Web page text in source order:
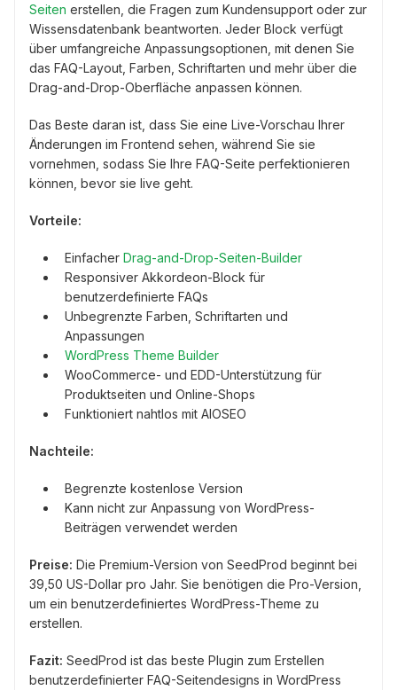
Seiten erstellen, die Fragen zum Kundensupport oder zur
Wissensdatenbank beantworten. Jeder Block verfügt
über umfangreiche Anpassungsoptionen, mit denen Sie
das FAQ-Layout, Farben, Schriftarten und mehr über die
Drag-and-Drop-Oberfläche anpassen können.
Das Beste daran ist, dass Sie eine Live-Vorschau Ihrer
Änderungen im Frontend sehen, während Sie sie
vornehmen, sodass Sie Ihre FAQ-Seite perfektionieren
können, bevor sie live geht.
Vorteile:
Einfacher Drag-and-Drop-Seiten-Builder
Responsiver Akkordeon-Block für
benutzerdefinierte FAQs
Unbegrenzte Farben, Schriftarten und
Anpassungen
WordPress Theme Builder
WooCommerce- und EDD-Unterstützung für
Produktseiten und Online-Shops
Funktioniert nahtlos mit AIOSEO
Nachteile:
Begrenzte kostenlose Version
Kann nicht zur Anpassung von WordPress-
Beiträgen verwendet werden
Preise: Die Premium-Version von SeedProd beginnt bei
39,50 US-Dollar pro Jahr. Sie benötigen die Pro-Version,
um ein benutzerdefiniertes WordPress-Theme zu
erstellen.
Fazit: SeedProd ist das beste Plugin zum Erstellen
benutzerdefinierter FAQ-Seitendesigns in WordPress